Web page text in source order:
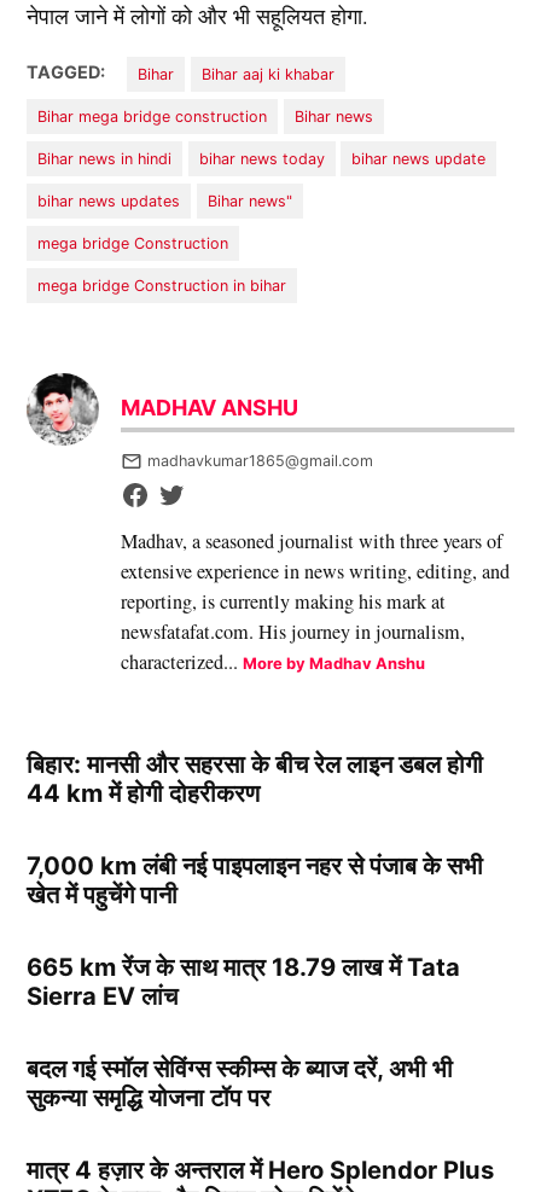
नेपाल जाने में लोगों को और भी सहूलियत होगा.
TAGGED: Bihar Bihar aaj ki khabar
Bihar mega bridge construction Bihar news
Bihar news in hindi bihar news today bihar news update
bihar news updates Bihar news"
mega bridge Construction
mega bridge Construction in bihar
MADHAV ANSHU
madhavkumar1865@gmail.com
Madhav, a seasoned journalist with three years of
extensive experience in news writing, editing, and
reporting, is currently making his mark at
newsfatafat.com. His journey in journalism,
characterized...More by Madhav Anshu
बिहार: मानसी और सहरसा के बीच रेल लाइन डबल होगी
44 km में होगी दोहरीकरण
7,000 km लंबी नई पाइपलाइन नहर से पंजाब के सभी
खेत में पहुचेंगे पानी
665 km रेंज के साथ मात्र 18.79 लाख में Tata
Sierra EV लांच
बदल गई स्मॉल सेविंग्स स्कीम्स के ब्याज दरें, अभी भी
सुकन्या समृद्धि योजना टॉप पर
मात्र 4 हज़ार के अन्तराल में Hero Splendor Plus